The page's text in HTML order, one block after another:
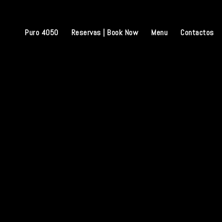
Puro 4050 Reservas | Book Now Menu Contactos